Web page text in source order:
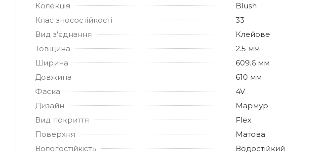
Колекція
Blush
Клас зносостійкості
33
Вид з'єднання
Клейове
Товщина
2.5 мм
Ширина
609.6 мм
Довжина
610 мм
Фаска
4V
Дизайн
Мармур
Вид покриття
Flex
Поверхня
Матова
Вологостійкість
Водостійкий